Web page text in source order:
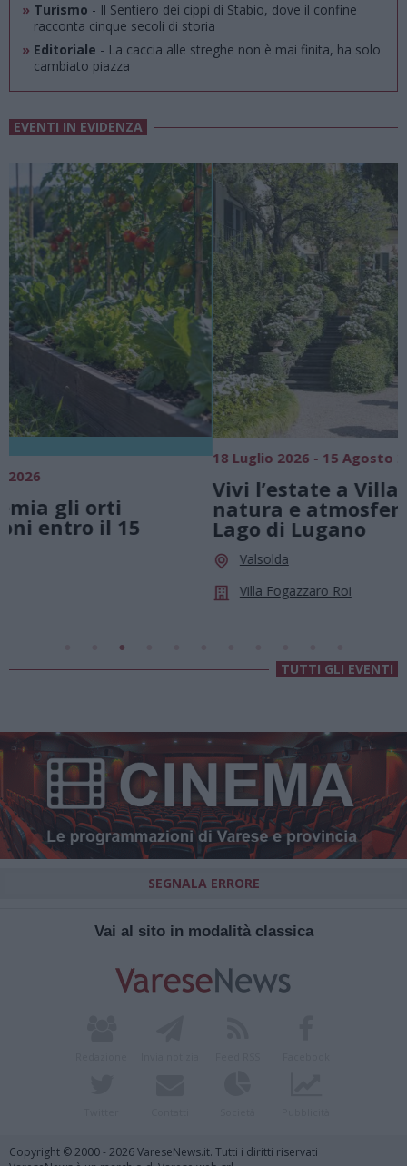
» Turismo - Il Sentiero dei cippi di Stabio, dove il confine
racconta cinque secoli di storia
» Editoriale - La caccia alle streghe non è mai finita, ha solo
cambiato piazza
EVENTI IN EVIDENZA
18 Luglio 2026 - 15 Agosto 2026
Vivi l’estate a Villa Fogazzaro Roi. Tra
natura e atmosfere senza tempo sul
Lago di Lugano
TUTTI GLI EVENTI
SEGNALA ERRORE
Vai al sito in modalità classica
Copyright © 2000 - 2026 VareseNews.it. Tutti i diritti riservati